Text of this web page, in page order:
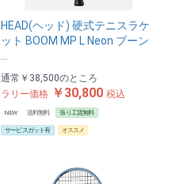
HEAD(ヘッド) 硬式テニスラケ
ット BOOM MP L Neon ブーン
通常 ￥38,500のところ
ラリー価格 ￥30,800 税込
NEW 送料無料 張り工賃無料
サービスガット有 オススメ